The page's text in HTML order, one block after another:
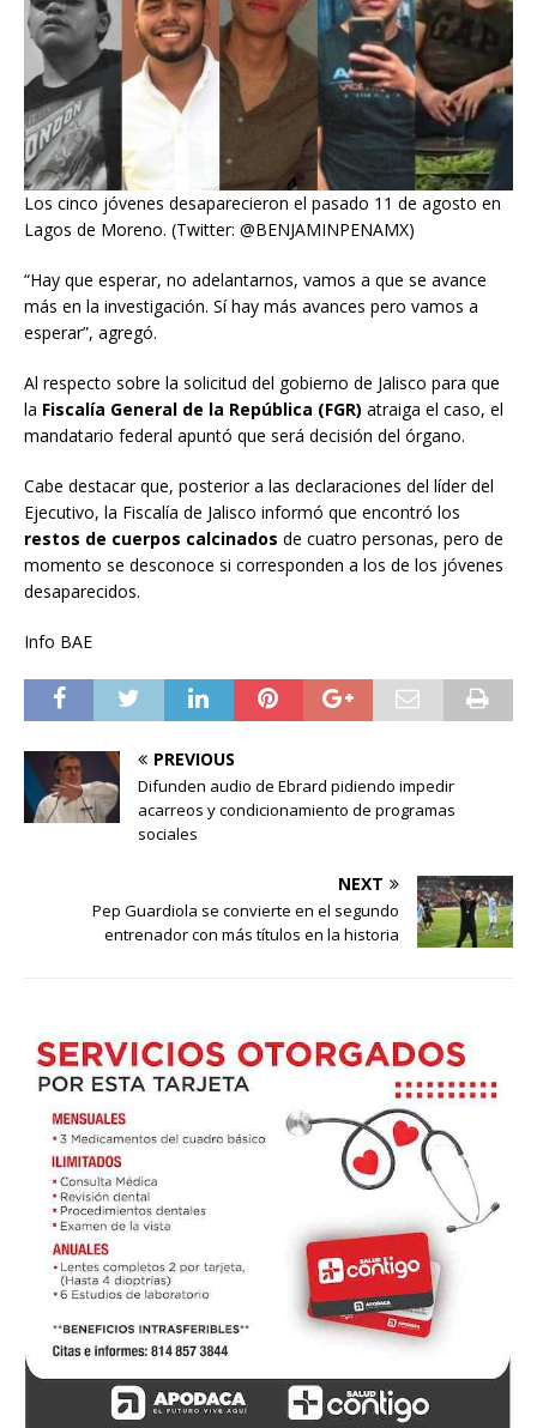
Los cinco jóvenes desaparecieron el pasado 11 de agosto en
Lagos de Moreno. (Twitter: @BENJAMINPENAMX)
“Hay que esperar, no adelantarnos, vamos a que se avance
más en la investigación. Sí hay más avances pero vamos a
esperar”, agregó.
Al respecto sobre la solicitud del gobierno de Jalisco para que
la Fiscalía General de la República (FGR) atraiga el caso, el
mandatario federal apuntó que será decisión del órgano.
Cabe destacar que, posterior a las declaraciones del líder del
Ejecutivo, la Fiscalía de Jalisco informó que encontró los
restos de cuerpos calcinados de cuatro personas, pero de
momento se desconoce si corresponden a los de los jóvenes
desaparecidos.
Info BAE
PREVIOUS
Difunden audio de Ebrard pidiendo impedir
acarreos y condicionamiento de programas
sociales
NEXT
Pep Guardiola se convierte en el segundo
entrenador con más títulos en la historia